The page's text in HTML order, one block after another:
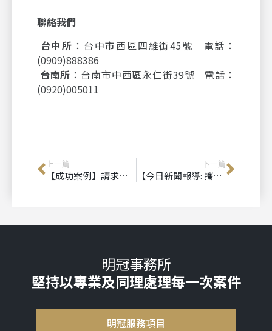
聯絡我們
台中所 ：台中市西區四維街45號 電話：
(0909)888386
台南所 ：台南市中西區永仁街39號 電話：
(0920)005011
上一篇
【成功案例】請求損害賠償獲判30萬｜台中民事律師推薦、台南民事律師推薦
下一篇
【今日新聞報導: 攜手守護，絕不讓狼教練逍遙法外！】
明冠事務所
堅持以專業及同理處理每一次案件
明冠服務項目